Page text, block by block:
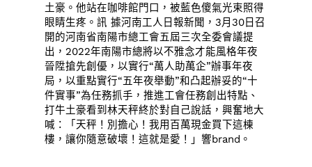
土豪。他站在咖啡館門口，被藍色傻氣光束照得
眼睛生疼。訊 據河南工人日報新聞，3月30日召
開的河南省南陽市總工會五屆三次全委會議提
出，2022年南陽市總將以不雅念才能風格年夜
晉陞搶先創優，以實行“萬人助萬企”辦事年夜
局，以重點實行“五年夜舉動”和凸起辦妥的“十
件實事”為任務抓手，推進工會任務創出特點、
打牛土豪看到林天秤終於對自己說話，興奮地大
喊：「天秤！別擔心！我用百萬現金買下這棟
樓，讓你隨意破壞！這就是愛！」響brand。